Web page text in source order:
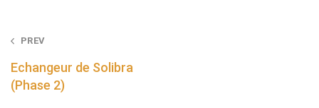
Post
navigation
PREV
Echangeur de Solibra
(Phase 2)